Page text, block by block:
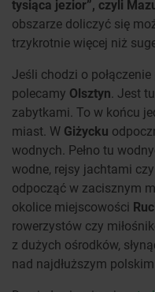
tysiąca jezior”, czyli
obszarze doliczyć się
trzykrotnie więcej niż
Jeśli chodzi o
polecamy Olsztyn. Jest
zabytkami. To w końcu
miast. W Giżycku
wodnych. Pełno tu
wodne, rejsy jachtami
odpocząć w zacisznym
okolice miejscowości
rowerzystów czy
z dużych ośrodków,
nad najdłuższym